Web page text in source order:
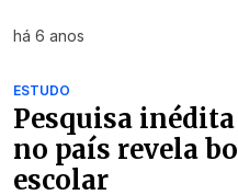
há 6 anos
ESTUDO
Pesquisa
no país revela
escolar